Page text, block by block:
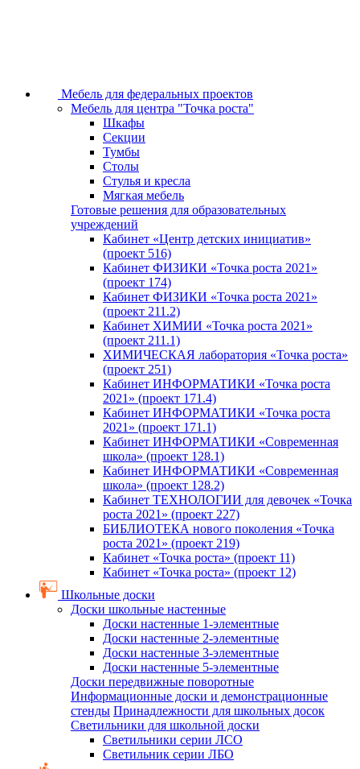
Мебель для федеральных проектов
Мебель для центра "Точка роста"
Шкафы
Секции
Тумбы
Столы
Стулья и кресла
Мягкая мебель
Готовые решения для образовательных
учреждений
Кабинет «Центр детских инициатив»
(проект 516)
Кабинет ФИЗИКИ «Точка роста 2021»
(проект 174)
Кабинет ФИЗИКИ «Точка роста 2021»
(проект 211.2)
Кабинет ХИМИИ «Точка роста 2021»
(проект 211.1)
ХИМИЧЕСКАЯ лаборатория «Точка роста»
(проект 251)
Кабинет ИНФОРМАТИКИ «Точка роста
2021» (проект 171.4)
Кабинет ИНФОРМАТИКИ «Точка роста
2021» (проект 171.1)
Кабинет ИНФОРМАТИКИ «Современная
школа» (проект 128.1)
Кабинет ИНФОРМАТИКИ «Современная
школа» (проект 128.2)
Кабинет ТЕХНОЛОГИИ для девочек «Точка
роста 2021» (проект 227)
БИБЛИОТЕКА нового поколения «Точка
роста 2021» (проект 219)
Кабинет «Точка роста» (проект 11)
Кабинет «Точка роста» (проект 12)
Школьные доски
Доски школьные настенные
Доски настенные 1-элементные
Доски настенные 2-элементные
Доски настенные 3-элементные
Доски настенные 5-элементные
Доски передвижные поворотные
Информационные доски и демонстрационные
стенды Принадлежности для школьных досок
Светильники для школьной доски
Светильники серии ЛСО
Светильник серии ЛБО